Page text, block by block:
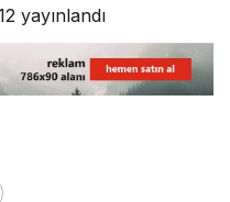
yayınlandı